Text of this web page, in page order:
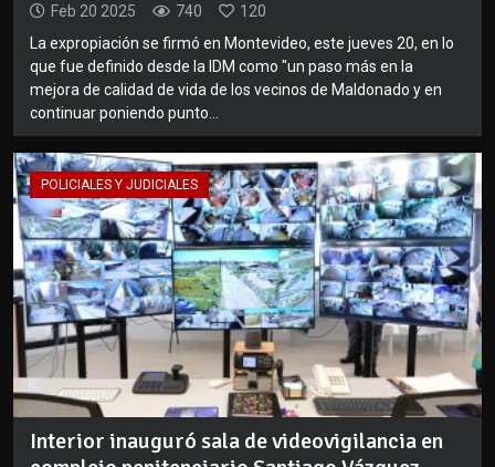
Feb 20 2025 740
120
La expropiación se firmó en Montevideo, este jueves 20, en lo
que fue definido desde la IDM como "un paso más en la
mejora de calidad de vida de los vecinos de Maldonado y en
continuar poniendo punto...
POLICIALES Y JUDICIALES
Interior inauguró sala de videovigilancia en